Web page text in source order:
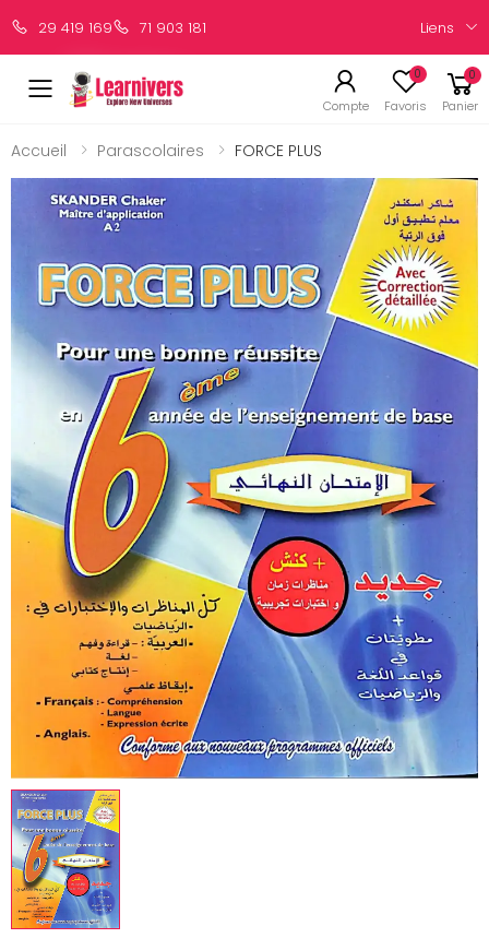
29 419 169 71 903 181 Liens
Compte
0
Favoris
0
Panier
Accueil Parascolaires FORCE PLUS